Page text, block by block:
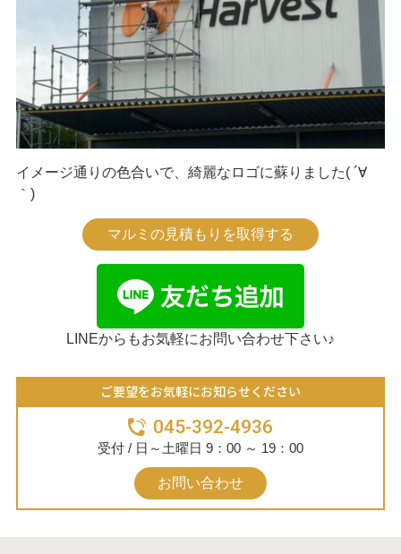
イメージ通りの色合いで、綺麗なロゴに蘇りました( ´∀
｀)
マルミの見積もりを取得する
LINEからもお気軽にお問い合わせ下さい♪
ご要望をお気軽にお知らせください
045-392-4936
受付 / 日～土曜日 9：00 ～ 19：00
お問い合わせ